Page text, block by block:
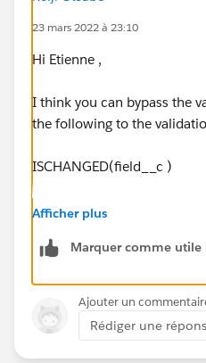
23 mars 2022 à 23:10
Hi Etienne ,
I think you can bypass the
the following to the
ISCHANGED(field__c )
Validation rule exception
community/feed/
Afficher plus
Marquer comme utile
Ajouter un
Rédiger une